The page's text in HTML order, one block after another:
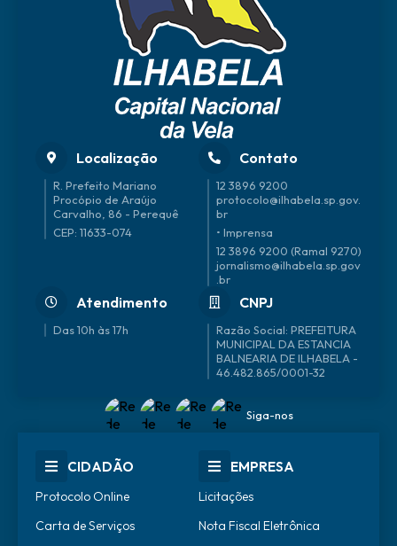
Localização
R. Prefeito Mariano
Procópio de Araújo
Carvalho, 86 - Perequê
CEP: 11633-074
Contato
12 3896 9200
protocolo@ilhabela.sp.gov.
br
• Imprensa
12 3896 9200 (Ramal 9270)
jornalismo@ilhabela.sp.gov
.br
Atendimento
Das 10h às 17h
CNPJ
46.482.865/0001-32
Siga-nos
CIDADÃO
Protocolo Online
Carta de Serviços
EMPRESA
Licitações
Nota Fiscal Eletrônica